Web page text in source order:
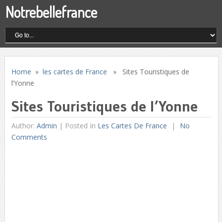
Notrebellefrance
Home » les cartes de France » Sites Touristiques de
l’Yonne
Sites Touristiques de l’Yonne
Author: Admin | Posted In Les Cartes De France
No
Comments